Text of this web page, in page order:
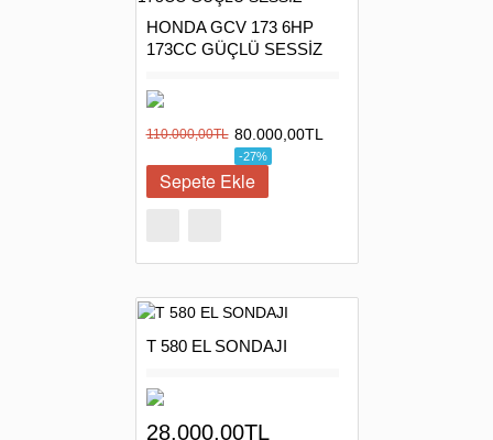
HONDA GCV 173 6HP
173CC GÜÇLÜ SESSİZ
110.000,00TL 80.000,00TL
-27%
T 580 EL SONDAJI
28.000,00TL